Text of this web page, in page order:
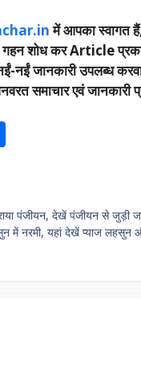
में आपका स्वागत हैं,
गहन शोध कर Article
जानकारी उपलब्ध
समाचार एवं जानकारी
eपंजीयन, देखें पंजीयन से जुड़ी
में नरमी, यहां देखें प्याज